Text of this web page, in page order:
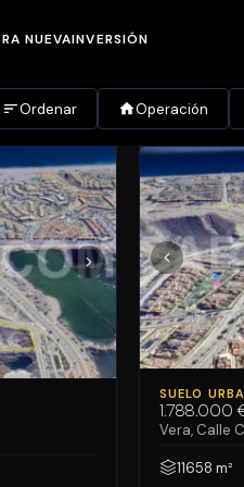
NUEVAINVERSIÓN
en
Ordenar Operación
SUELO
1.788.000
Vera, Calle
11658 m²